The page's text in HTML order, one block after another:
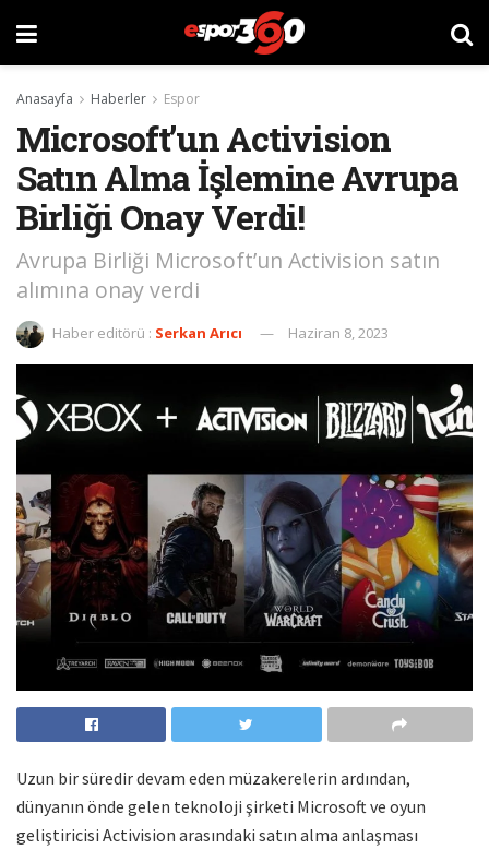
Anasayfa Haberler Espor
Microsoft’un Activision
Satın Alma İşlemine Avrupa
Birliği Onay Verdi!
Avrupa Birliği Microsoft’un Activision satın
alımına onay verdi
Haber editörü : Serkan Arıcı Haziran 8, 2023
Uzun bir süredir devam eden müzakerelerin ardından,
dünyanın önde gelen teknoloji şirketi Microsoft ve oyun
geliştiricisi Activision arasındaki satın alma anlaşması